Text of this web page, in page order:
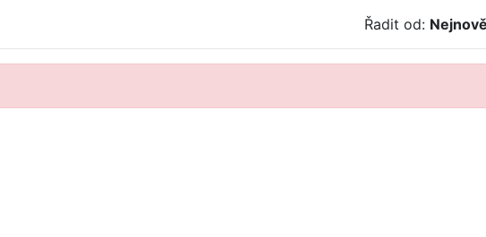
Řadit od: